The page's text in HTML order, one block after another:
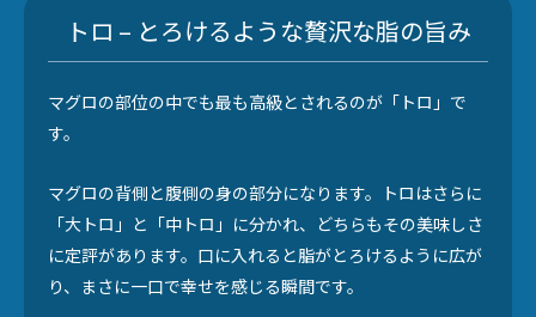
トロ – とろけるような贅沢な脂の旨み
マグロの部位の中でも最も高級とされるのが「トロ」で
す。
マグロの背側と腹側の身の部分になります。トロはさらに
「大トロ」と「中トロ」に分かれ、どちらもその美味しさ
に定評があります。口に入れると脂がとろけるように広が
り、まさに一口で幸せを感じる瞬間です。